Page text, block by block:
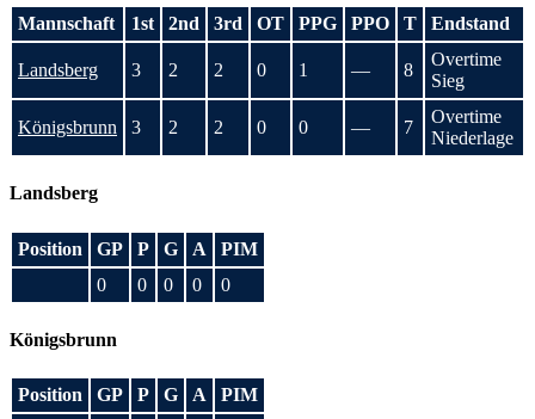
Mannschaft 1st 2nd 3rd OT PPG PPO T Endstand
Landsberg 3 2 2 0 1 — 8
Overtime
Sieg
Königsbrunn 3 2 2 0 0 — 7
Overtime
Niederlage
Landsberg
Position GP P G A
PIM
0
0 0 0 0
Königsbrunn
Position GP P G A
PIM